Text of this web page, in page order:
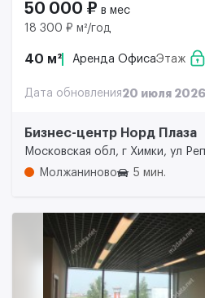
50 000 ₽ в мес
18 300 ₽ м²/год
40 м² Аренда ОфисаЭтаж
Дата обновления20 июля 2026
Бизнес-центр Норд Плаза
Московская обл, г Химки, ул
Молжаниново
5 мин.